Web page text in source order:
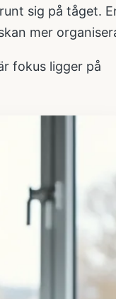
sig på tåget.
mer
fokus ligger på